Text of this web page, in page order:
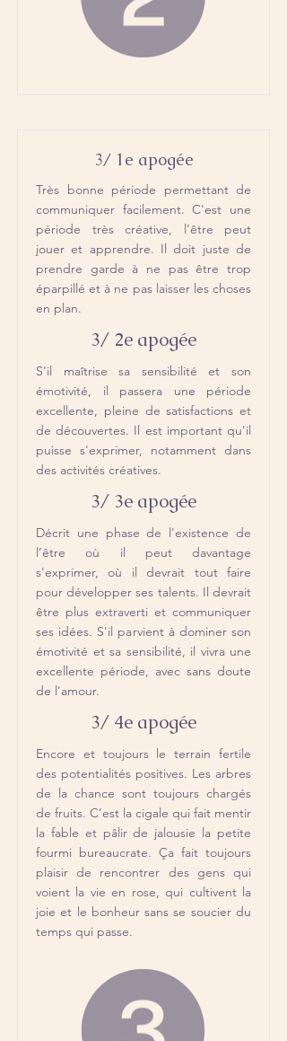
3/ 1e apogée
Très bonne période permettant de
communiquer facilement. C'est une
période très créative, l’être peut
jouer et apprendre. Il doit juste de
prendre garde à ne pas être trop
éparpillé et à ne pas laisser les choses
en plan.
3/ 2e apogée
S'il maîtrise sa sensibilité et son
émotivité, il passera une période
excellente, pleine de satisfactions et
de découvertes. Il est important qu'il
puisse s'exprimer, notamment dans
des activités créatives.
3/ 3e apogée
Décrit une phase de l'existence de
l’être où il peut davantage
s'exprimer, où il devrait tout faire
pour développer ses talents. Il devrait
être plus extraverti et communiquer
ses idées. S'il parvient à dominer son
émotivité et sa sensibilité, il vivra une
excellente période, avec sans doute
de l'amour.
3/ 4e apogée
Encore et toujours le terrain fertile
des potentialités positives. Les arbres
de la chance sont toujours chargés
de fruits. C’est la cigale qui fait mentir
la fable et pâlir de jalousie la petite
fourmi bureaucrate. Ça fait toujours
plaisir de rencontrer des gens qui
voient la vie en rose, qui cultivent la
joie et le bonheur sans se soucier du
temps qui passe.